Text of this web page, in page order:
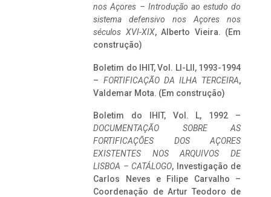
nos Açores – Introdução ao estudo do
sistema defensivo nos Açores nos
séculos XVI-XIX, Alberto Vieira. (Em
construção)
Boletim do IHIT, Vol. LI-LII, 1993-1994
– FORTIFICAÇÃO DA ILHA TERCEIRA,
Valdemar Mota. (Em construção)
Boletim do IHIT, Vol. L, 1992 –
DOCUMENTAÇÃO SOBRE AS
FORTIFICAÇÕES DOS AÇORES
EXISTENTES NOS ARQUIVOS DE
LISBOA – CATÁLOGO, Investigação de
Carlos Neves e Filipe Carvalho –
Coordenação de Artur Teodoro de